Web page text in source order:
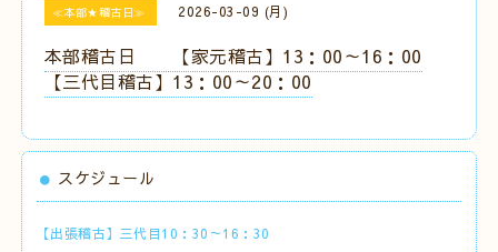
≪本部★稽古日≫ 2026-03-09 (月)
本部稽古日 【家元稽古】13：00～16：00
【三代目稽古】13：00～20：00
スケジュール
【出張稽古】三代目10：30～16：30